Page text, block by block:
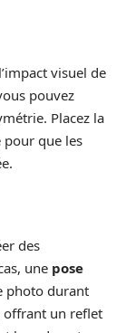
visuel de
pouvez
Placez la
pour que les
des
une pose
photo durant
offrant un reflet